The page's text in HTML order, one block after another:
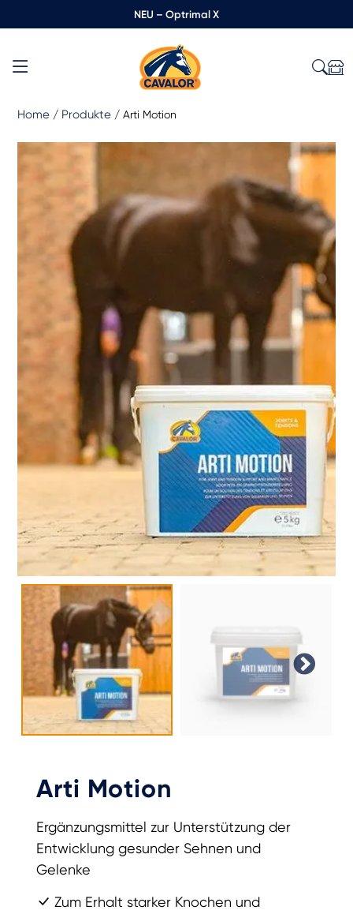
NEU – Optrimal X
Home / Produkte / Arti Motion
Arti Motion
Ergänzungsmittel zur Unterstützung der
Entwicklung gesunder Sehnen und
Gelenke
Zum Erhalt starker Knochen und